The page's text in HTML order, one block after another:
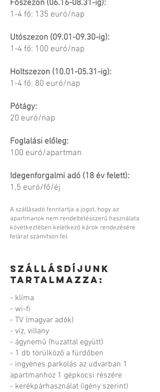
Főszezon (06.16-08.31 -ig):
1-4 fő: 135 euró/nap
Utószezon (09.01-09.30-ig):
1-4 fő: 100 euró/nap
Holtszezon (10.01-05.31 -ig):
1-4 fő: 80 euró/nap
Pótágy:
20 euró/nap
Foglalási előleg:
100 euró/apartman
Idegenforgalmi adó (18 év felett):
1,5 euró/fő/éj
A szállásadó fenntartja a jogot, hogy az
apartmanok nem rendeltetésszerű használata
következtében keletkező károk rendezésére
felárat számítson fel.
Szállásdíjunk
tartalmazza:
- klíma
- wi-fi
- TV (magyar adók)
- víz, villany
- ágynemű (huzattal együtt)
- 1 db törülköző a fürdőben
- ingyenes parkolás az udvarban 1
apartmanhoz 1 gépkocsi részére
- kerékpárhasználat (igény szerint)